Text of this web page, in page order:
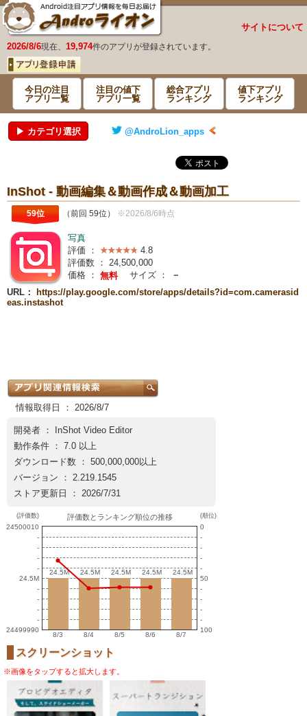
サイトについて
2026/8/6現在、 19,974件のアプリが登録されています。
今日の注目
アプリ一覧
注目の値下
アプリ一覧
総合アプリ
ランキング
値下アプリ
ランキング
▶ カテゴリ選択 @AndroLion_apps
InShot - 動画編集＆動画作成＆動画加工
59位 （前回 59位） ※2026/8/6時点
写真
評価 ：
4.8
評価数 ： 24,500,000
価格 ： 無料 サイズ ：
－
URL：
https://play.google.com/store/apps/details?id=com.camerasid
eas.instashot
情報取得日 ： 2026/8/7
開発者 ：
InShot Video Editor
動作条件 ： 7.0 以上
ダウンロード数 ： 500,000,000以上
バージョン ： 2.219.1545
ストア更新日 ： 2026/7/31
(評価数)
24500010
-
-
-
-
24.5M
-
-
-
-
24499990
評価数とランキング順位の推移
24.5M
24.5M 24.5M
24.5M 24.5M
24.5M 24.5M
24.5M 24.5M
24.5M
8/3 8/4 8/5 8/6 8/7
(順位)
0
-
-
-
-
50
-
-
-
-
100
スクリーンショット
※画像をタップすると拡大します。